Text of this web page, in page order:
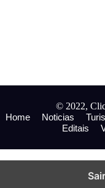
© 2022,
Home
Noticias
Editais